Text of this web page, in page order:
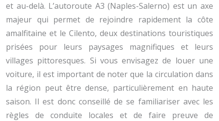
et au-delà. L’autoroute A3 (Naples-Salerno) est un axe
majeur qui permet de rejoindre rapidement la côte
amalfitaine et le Cilento, deux destinations touristiques
prisées pour leurs paysages magnifiques et leurs
villages pittoresques. Si vous envisagez de louer une
voiture, il est important de noter que la circulation dans
la région peut être dense, particulièrement en haute
saison. Il est donc conseillé de se familiariser avec les
règles de conduite locales et de faire preuve de